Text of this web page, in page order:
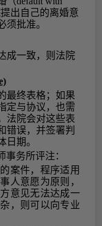
出自己的离婚意
须批准。
成一致，则法院
最终表格；如果
定与协议，也需
法院会对这些表
错误，并签署判
日期。
事务所评注：
案件，程序适用
人意愿为原则，
意见无法达成一
，则可以向专业